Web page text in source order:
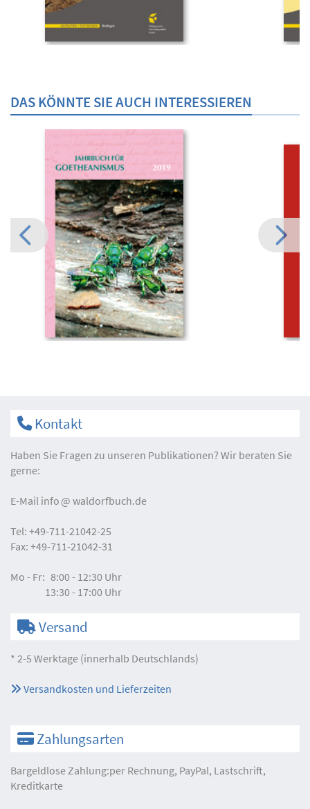
DAS KÖNNTE SIE AUCH INTERESSIEREN
Kontakt
Haben Sie Fragen zu unseren Publikationen? Wir beraten Sie
gerne:
E-Mail info waldorfbuch.de
Tel: +49-711-21042-25
Fax: +49-711-21042-31
Mo - Fr: 8:00 - 12:30 Uhr
13:30 - 17:00 Uhr
Versand
* 2-5 Werktage (innerhalb Deutschlands)
Versandkosten und Lieferzeiten
Zahlungsarten
Bargeldlose Zahlung:per Rechnung, PayPal, Lastschrift,
Kreditkarte